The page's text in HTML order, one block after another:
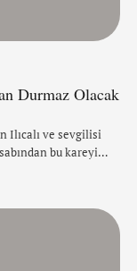
Durmaz Olacak
Ilıcalı ve sevgilisi
bu kareyi
binlerce yorum
iddiasında